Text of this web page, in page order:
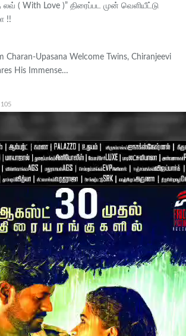
லவ் ( With Love )” திரைப்பட முன் வெளியீட்டு
!!
Charan-Upasana Welcome Twins, Chiranjeevi
His Immense…